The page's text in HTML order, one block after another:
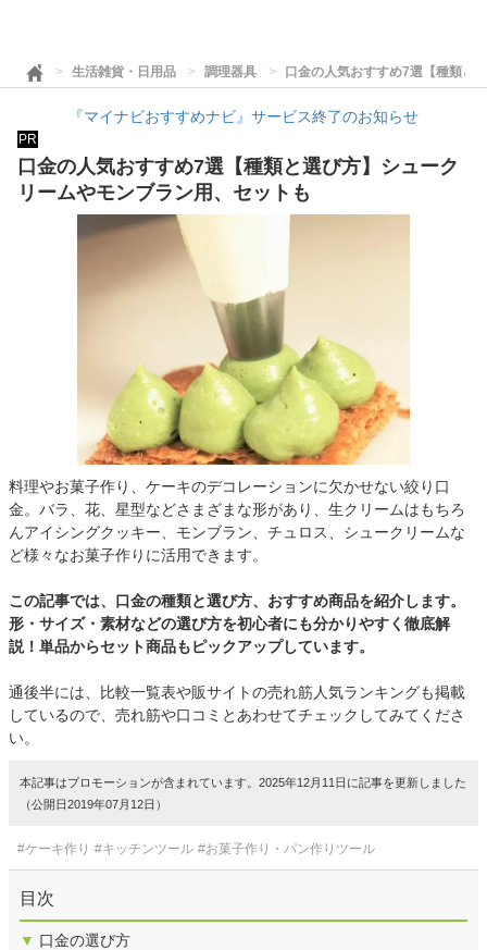
生活雑貨・日用品 調理器具 口金の人気おすすめ7選【種類と
『マイナビおすすめナビ』サービス終了のお知らせ
PR
口金の人気おすすめ7選【種類と選び方】シューク
リームやモンブラン用、セットも
料理やお菓子作り、ケーキのデコレーションに欠かせない絞り口
金。バラ、花、星型などさまざまな形があり、生クリームはもちろ
んアイシングクッキー、モンブラン、チュロス、シュークリームな
ど様々なお菓子作りに活用できます。
この記事では、口金の種類と選び方、おすすめ商品を紹介します。
形・サイズ・素材などの選び方を初心者にも分かりやすく徹底解
説！単品からセット商品もピックアップしています。
通後半には、比較一覧表や販サイトの売れ筋人気ランキングも掲載
しているので、売れ筋や口コミとあわせてチェックしてみてくださ
い。
本記事はプロモーションが含まれています。2025年12月11日に記事を更新しました
（公開日2019年07月12日）
#ケーキ作り #キッチンツール #お菓子作り・パン作りツール
目次
▼ 口金の選び方